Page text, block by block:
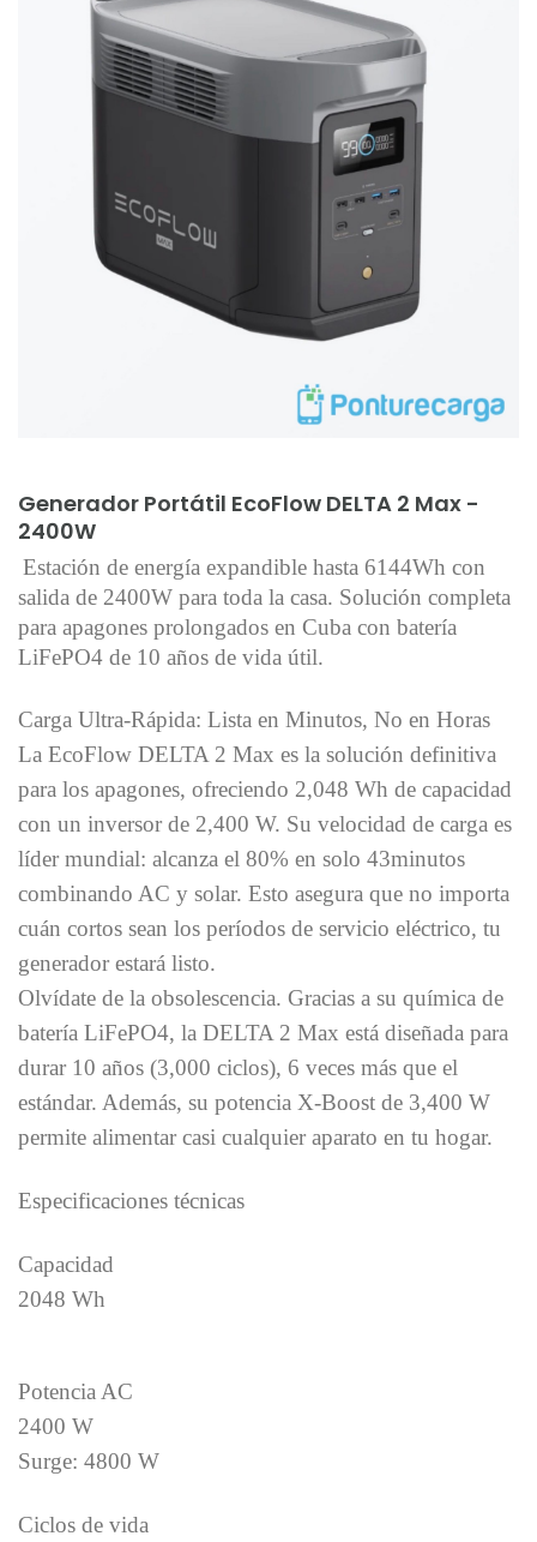
Generador Portátil EcoFlow DELTA 2 Max -
2400W
Estación de energía expandible hasta 6144Wh con
salida de 2400W para toda la casa. Solución completa
para apagones prolongados en Cuba con batería
LiFePO4 de 10 años de vida útil.
Carga Ultra-Rápida: Lista en Minutos, No en Horas
La EcoFlow DELTA 2 Max es la solución definitiva
para los apagones, ofreciendo 2,048 Wh de capacidad
con un inversor de 2,400 W. Su velocidad de carga es
líder mundial: alcanza el 80% en solo 43minutos
combinando AC y solar. Esto asegura que no importa
cuán cortos sean los períodos de servicio eléctrico, tu
generador estará listo.
Olvídate de la obsolescencia. Gracias a su química de
batería LiFePO4, la DELTA 2 Max está diseñada para
durar 10 años (3,000 ciclos), 6 veces más que el
estándar. Además, su potencia X-Boost de 3,400 W
permite alimentar casi cualquier aparato en tu hogar.
Especificaciones técnicas
Capacidad
2048 Wh
Potencia AC
2400 W
Surge: 4800 W
Ciclos de vida